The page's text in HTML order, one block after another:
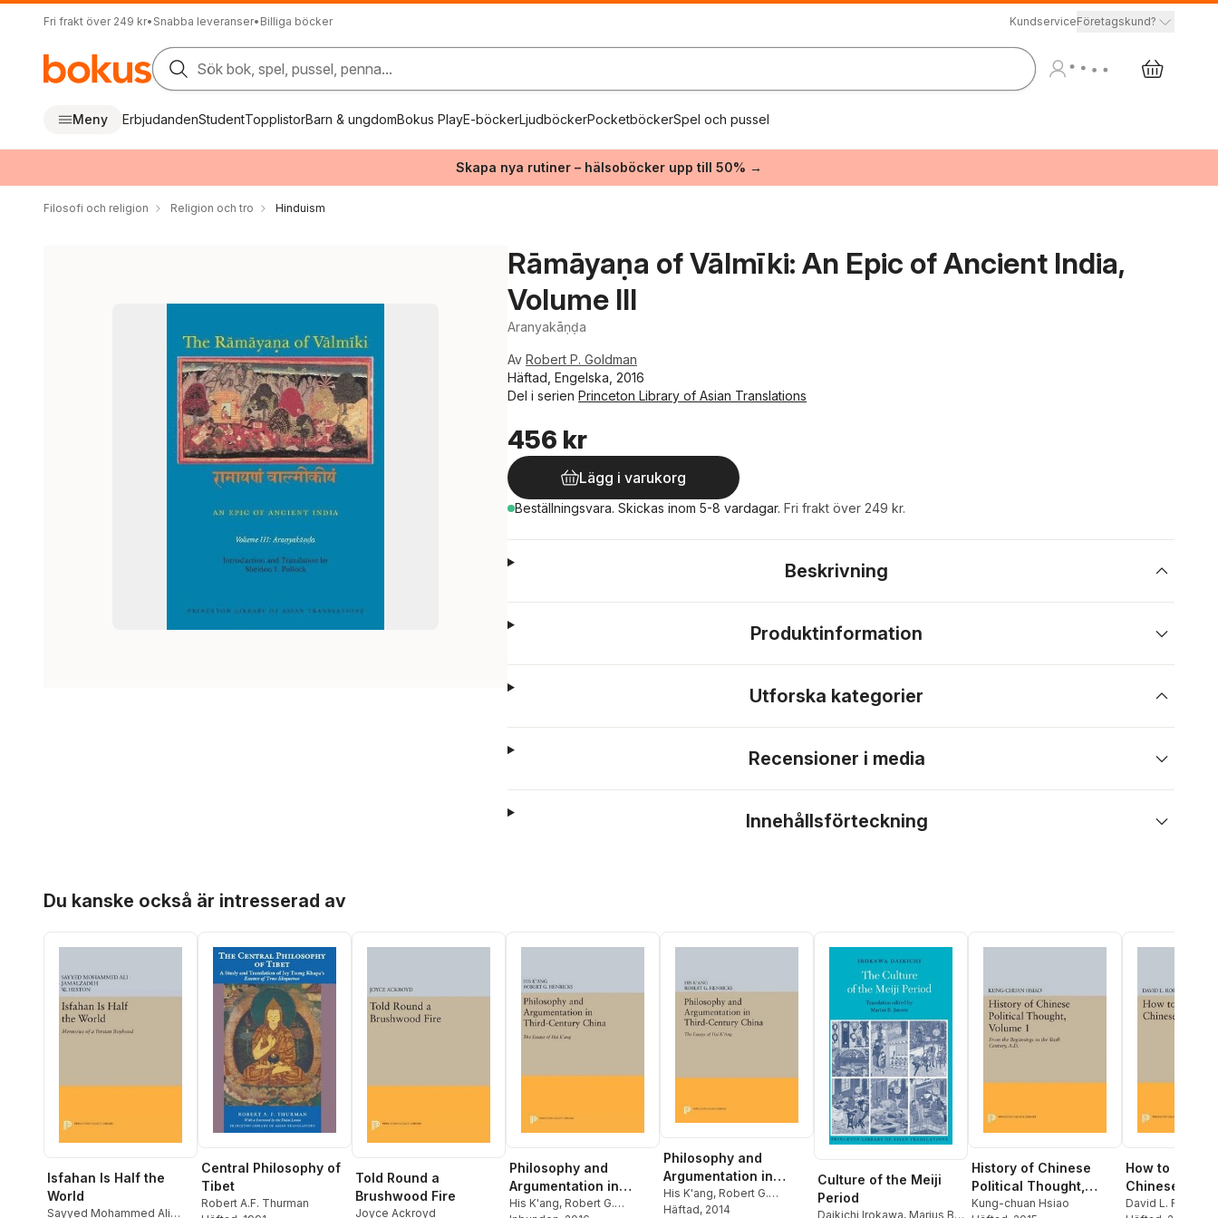
Fri frakt över 249 kr• Snabba leveranser• Billiga böcker KundserviceFöretagskund?
Sök bok, spel, pussel, penna...
Meny ErbjudandenStudentTopplistorBarn & ungdomBokus PlayE-böckerLjudböckerPocketböckerSpel och pussel
Skapa nya rutiner – hälsoböcker upp till 50% →
Filosofi och religion Religion och tro Hinduism
Rāmāyaṇa of Vālmīki: An Epic of Ancient India,
Volume III
Aranyakāṇḍa
Av Robert P. Goldman
Häftad, Engelska, 2016
Del i serien Princeton Library of Asian Translations
456 kr
Lägg i varukorg
Beställningsvara. Skickas inom 5-8 vardagar. Fri frakt över 249 kr.
Beskrivning
Produktinformation
Utforska kategorier
Recensioner i media
Innehållsförteckning
Du kanske också är intresserad av
Isfahan Is Half the
World
Sayyed Mohammed Ali
Central Philosophy of
Tibet
Robert A.F. Thurman
Told Round a
Brushwood Fire
Joyce Ackroyd
Philosophy and
Argumentation in
Third-Century China
His K'ang, Robert G.
Philosophy and
Argumentation in
Third-Century China
His K'ang, Robert G.
Henricks
Häftad, 2014
Culture of the Meiji
Period
Daikichi Irokawa, Marius B.
History of Chinese
Political Thought,
Volume 1
Kung-chuan Hsiao
How to Read
Chinese
David L. Rolston